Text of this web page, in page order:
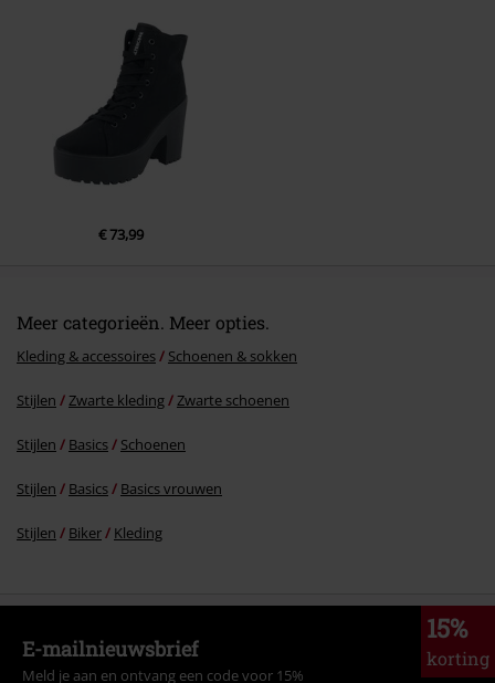
Commentaar versturen
€ 73,99
Meer categorieën. Meer opties.
Kleding & accessoires Schoenen & sokken
Stijlen Zwarte kleding Zwarte schoenen
Stijlen Basics Schoenen
Stijlen Basics Basics vrouwen
Stijlen Biker Kleding
15%
korting
E-mailnieuwsbrief
Meld je aan en ontvang een code voor 15%